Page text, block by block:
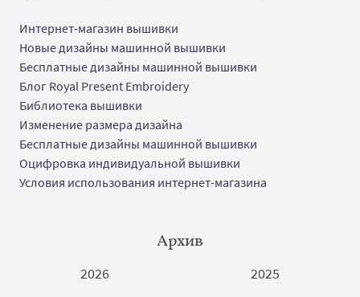
Интернет-магазин вышивки
Новые дизайны машинной вышивки
Бесплатные дизайны машинной вышивки
Блог Royal Present Embroidery
Библиотека вышивки
Изменение размера дизайна
Бесплатные дизайны машинной вышивки
Оцифровка индивидуальной вышивки
Условия использования интернет-магазина
Архив
2026
2025